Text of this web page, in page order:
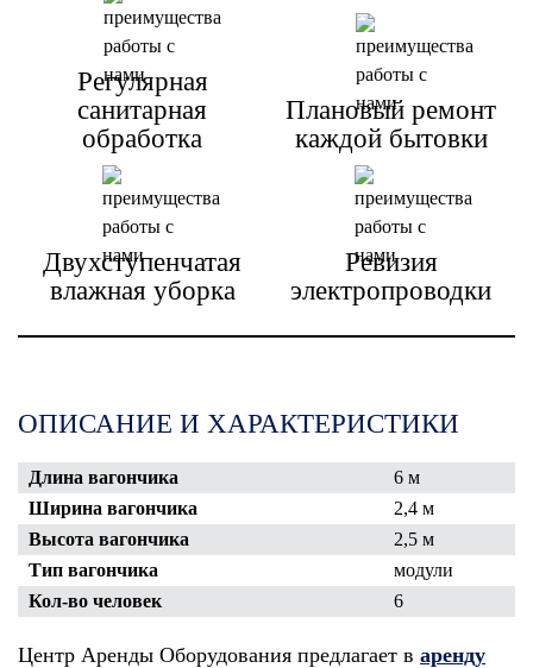
Регулярная
санитарная
обработка
Плановый ремонт
каждой бытовки
Двухступенчатая
влажная уборка
Ревизия
электропроводки
ОПИСАНИЕ И ХАРАКТЕРИСТИКИ
Длина вагончика
6 м
Ширина вагончика
2,4 м
Высота вагончика
2,5 м
Тип вагончика
модули
Кол-во человек
6
Центр Аренды Оборудования предлагает в аренду